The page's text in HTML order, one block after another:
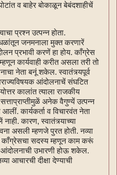
व बाहेर बोकाळून बेबंदशाहीचें
प्रश्न उत्पन्न होता.
जनमनाला मुक्त करणारें
प्रभावी करणें हा होय. काँग्रेस
कार्यवाही करीत असला तरी तो
नेता बनूं शकेल. स्वातंत्र्यपूर्व
आंदोलनाचें संघटित
कालांत त्याला राजकीय
अनेक वैगुण्यें उत्पन्न
कार्यकर्ता व विचारवंत नेता
कारण, स्वातंत्र्याच्या
असली म्हणजे पुरत होती. नव्या
काँग्रेसचा सदस्य म्हणून काम करूं
आंदोलनाची उभारणी होऊ शकेल.
आचारची दीक्षा देण्याची